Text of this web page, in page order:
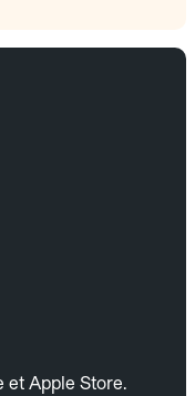
et Apple Store.